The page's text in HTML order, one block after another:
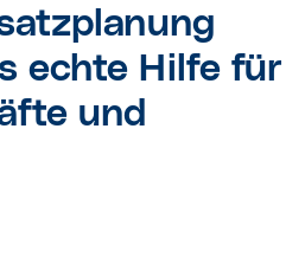
echte Hilfe für
und